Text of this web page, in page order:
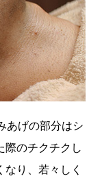
あげの部分はシ
際のチクチクし
り、若々しく